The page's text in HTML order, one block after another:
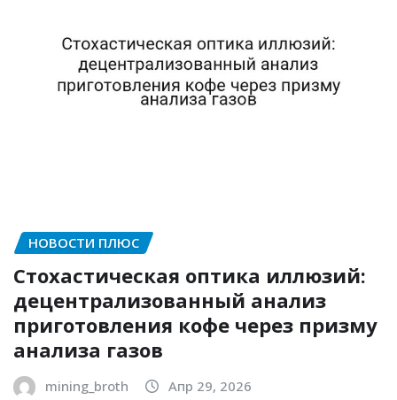
НОВОСТИ ПЛЮС
Стохастическая оптика иллюзий:
децентрализованный анализ
приготовления кофе через призму
анализа газов
mining_broth Апр 29, 2026